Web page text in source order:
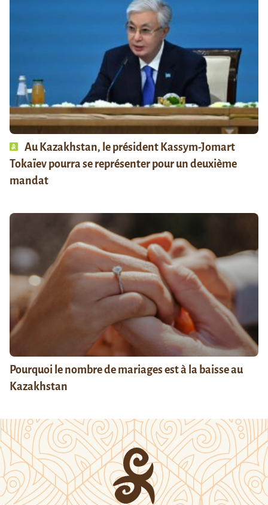
Au Kazakhstan, le président Kassym-Jomart
Tokaïev pourra se représenter pour un deuxième
mandat
Pourquoi le nombre de mariages est à la baisse au
Kazakhstan